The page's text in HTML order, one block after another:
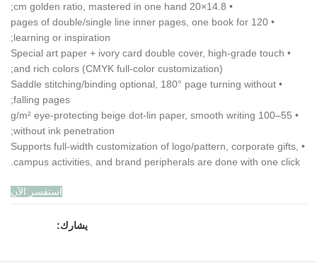
• 14.8×20 cm golden ratio, mastered in one hand;
• 120 pages of double/single line inner pages, one book for
learning or inspiration;
• Special art paper + ivory card double cover, high-grade touch
and rich colors (CMYK full-color customization);
• Saddle stitching/binding optional, 180° page turning without
falling pages;
• 55–100 g/m² eye-protecting beige dot-lin paper, smooth writing
without ink penetration;
• Supports full-width customization of logo/pattern, corporate gifts,
campus activities, and brand peripherals are done with one click.
استفسر الآن
يشارك: